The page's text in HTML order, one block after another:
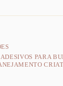
ADESIVOS PARA